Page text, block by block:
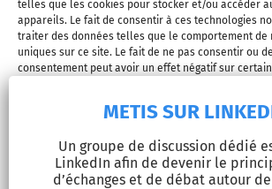
telles que les cookies pour stocker et/ou accéder
appareils. Le fait de consentir à ces technologies
traiter des données telles que le comportement de
uniques sur ce site. Le fait de ne pas consentir ou
consentement peut avoir un effet négatif sur
Refuser
© Copyright 2026 - METIS EUROPE | Tous
Mentions légales
METIS SUR
Un groupe de discussion dédié
LinkedIn afin de devenir le
d’échanges et de débat autour